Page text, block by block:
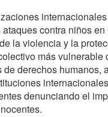
contra niños
la violencia y la
más vulnerable
derechos humanos,
denunciando el